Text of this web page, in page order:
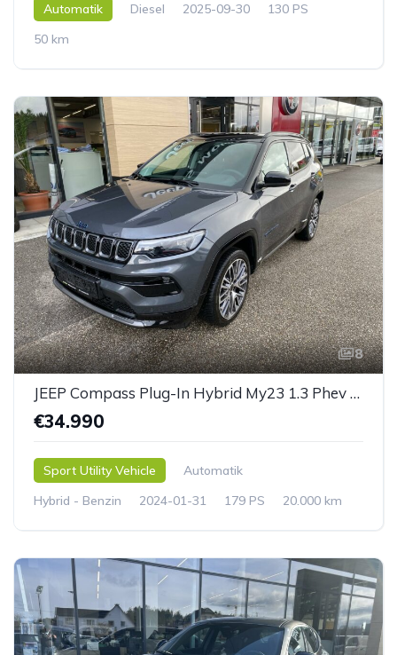
Automatik Diesel 2025-09-30
130 PS
50 km
8
JEEP Compass Plug-In Hybrid My23 1.3 Phev At 4xe *AHK*
€34.990
Sport Utility Vehicle
Automatik
Hybrid - Benzin
2024-01-31 179 PS 20.000 km